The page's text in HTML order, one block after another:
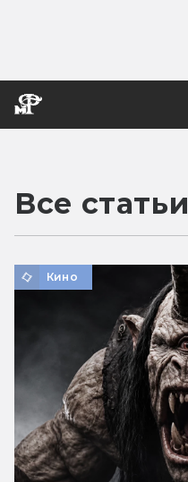
Все статьи
Кино